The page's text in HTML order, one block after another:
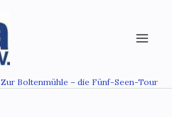
Zur Boltenmühle – die Fünf-Seen-Tour